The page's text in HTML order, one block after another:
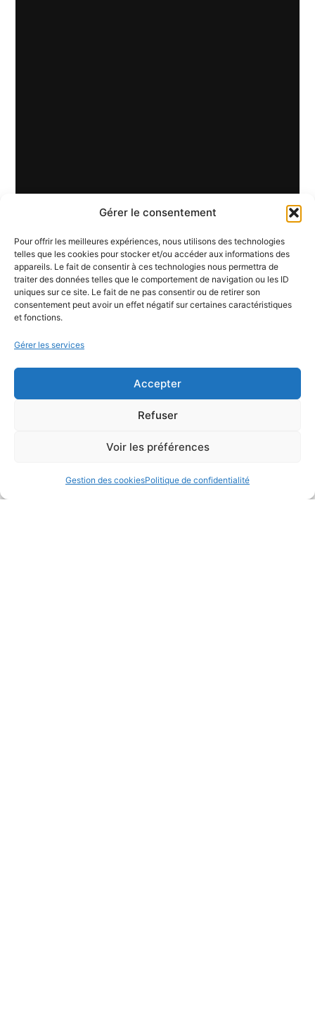
Gérer le consentement
Pour offrir les meilleures expériences, nous utilisons des technologies
telles que les cookies pour stocker et/ou accéder aux informations des
appareils. Le fait de consentir à ces technologies nous permettra de
traiter des données telles que le comportement de navigation ou les ID
uniques sur ce site. Le fait de ne pas consentir ou de retirer son
consentement peut avoir un effet négatif sur certaines caractéristiques
et fonctions.
Gérer les services
Accepter
Refuser
Voir les préférences
Gestion des cookiesPolitique de confidentialité